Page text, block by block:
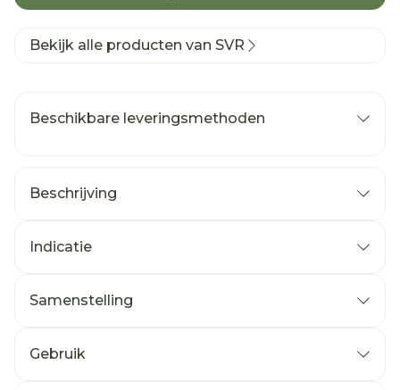
Bekijk alle producten van SVR
Beschikbare leveringsmethoden
Beschrijving
Indicatie
Samenstelling
Gebruik